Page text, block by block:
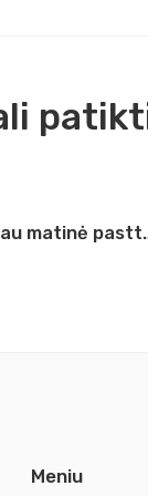
Reljefinė
Meniu